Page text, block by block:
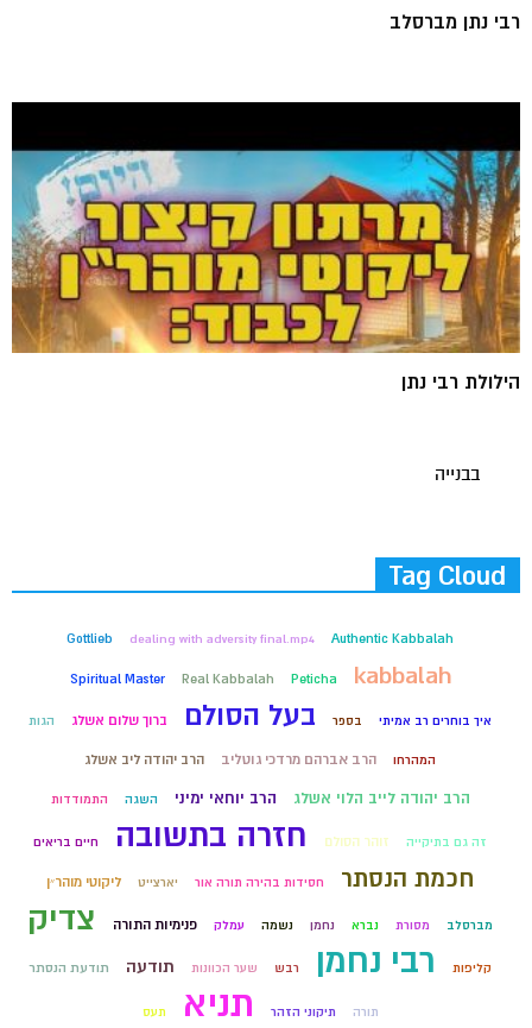
רבי נתן מברסלב
הילולת רבי נתן
בבנייה
Tag Cloud
Authentic Kabbalah
dealing with adversity final.mp4
Gottlieb
kabbalah
Peticha
Real Kabbalah
Spiritual Master
איך בוחרים רב אמיתי בספר בעל הסולם ברוך שלום אשלג הגות
המהרחו הרב אברהם מרדכי גוטליב הרב יהודה ליב אשלג
הרב יהודה לייב הלוי אשלג הרב יוחאי ימיני השגה התמודדות
זה גם בתיקייה זוהר הסולם חזרה בתשובה חיים בריאים
חכמת הנסתר חסידות בהירה תורה אור יארצייט ליקוטי מוהר״ן
מברסלב מסורת נברא נחמן נשמה עמלק פנימיות התורה צדיק
קליפות רבי נחמן רבש שער הכוונות תודעה תודעת הנסתר
תורה תיקוני הזהר תניא תעס